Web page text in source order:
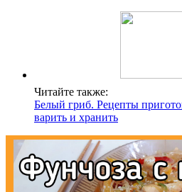
Читайте также:
Белый гриб. Рецепты
варить и хранить